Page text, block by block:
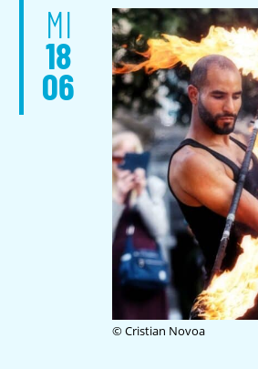
MI
18
06
© Cristian Novoa